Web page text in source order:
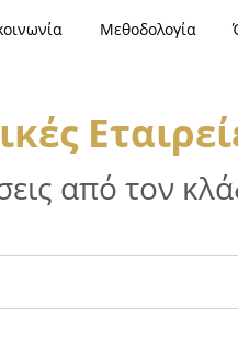
Μεθοδολογία
από τον